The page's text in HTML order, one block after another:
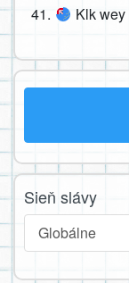
41. Klk wey
Sieň slávy
Globálne